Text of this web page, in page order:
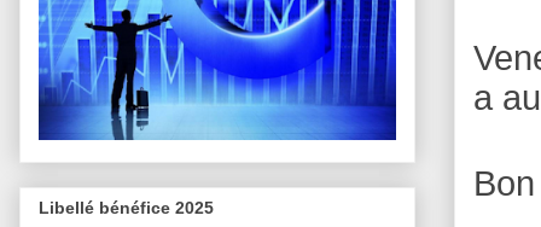
a
Libellé bénéfice 2025